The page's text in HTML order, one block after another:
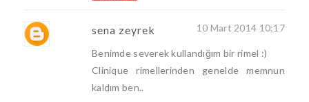
sena zeyrek 10 Mart 2014 10:17
Benimde severek kullandığım bir rimel :)
Clinique rimellerinden genelde memnun
kaldım ben..